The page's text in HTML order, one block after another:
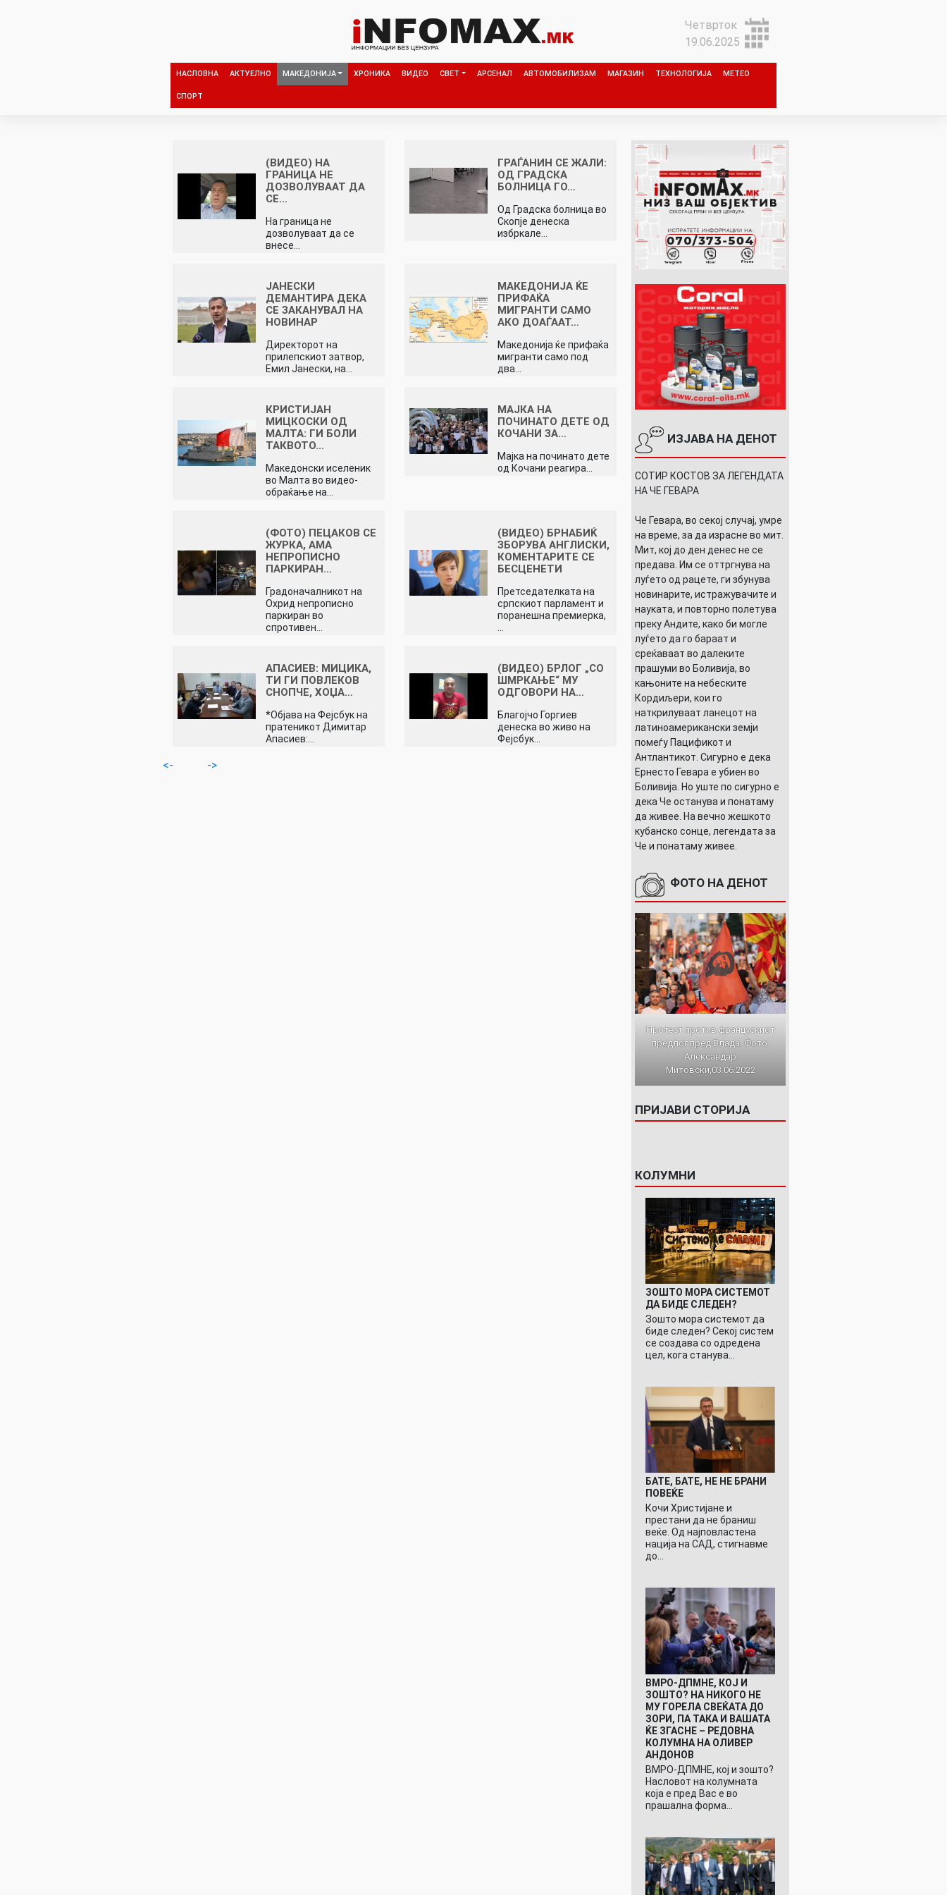
Четврток
19.06.2025
НАСЛОВНА АКТУЕЛНО МАКЕДОНИЈА ХРОНИКА ВИДЕО СВЕТ АРСЕНАЛ АВТОМОБИЛИЗАМ МАГАЗИН ТЕХНОЛОГИЈА МЕТЕО
СПОРТ
(ВИДЕО) НА
ГРАНИЦА НЕ
ДОЗВОЛУВААТ ДА
СЕ…
На граница не
дозволуваат да се
внесе…
ГРАЃАНИН СЕ ЖАЛИ:
ОД ГРАДСКА
БОЛНИЦА ГО…
Од Градска болница во
Скопје денеска
избркале…
ЈАНЕСКИ
ДЕМАНТИРА ДЕКА
СЕ ЗАКАНУВАЛ НА
НОВИНАР
Директорот на
прилепскиот затвор,
Емил Јанески, на…
МАКЕДОНИЈА ЌЕ
ПРИФАЌА
МИГРАНТИ САМО
АКО ДОАЃААТ…
Македонија ќе прифаќа
мигранти само под
два…
КРИСТИЈАН
МИЦКОСКИ ОД
МАЛТА: ГИ БОЛИ
ТАКВОТО…
Македонски иселеник
во Малта во видео-
обраќање на…
МАЈКА НА
ПОЧИНАТО ДЕТЕ ОД
КОЧАНИ ЗА…
Мајка на починато дете
од Кочани реагира…
(ФОТО) ПЕЦАКОВ СЕ
ЖУРКА, АМА
НЕПРОПИСНО
ПАРКИРАН…
Градоначалникот на
Охрид непрописно
паркиран во
спротивен…
(ВИДЕО) БРНАБИЌ
ЗБОРУВА АНГЛИСКИ,
КОМЕНТАРИТЕ СЕ
БЕСЦЕНЕТИ
Претседателката на
српскиот парламент и
поранешна премиерка,
АПАСИЕВ: МИЦИКА,
ТИ ГИ ПОВЛЕКОВ
СНОПЧЕ, ХОЏА…
*Објава на Фејсбук на
пратеникот Димитар
Апасиев:…
(ВИДЕО) БРЛОГ „СО
ШМРКАЊЕ“ МУ
ОДГОВОРИ НА…
Благојчо Горгиев
денеска во живо на
Фејсбук…
<- ->
ИЗЈАВА НА ДЕНОТ
СОТИР КОСТОВ ЗА ЛЕГЕНДАТА
НА ЧЕ ГЕВАРА
Че Гевара, во секој случај, умре
на време, за да израсне во мит.
Мит, кој до ден денес не се
предава. Им се оттргнува на
луѓето од рацете, ги збунува
новинарите, истражувачите и
науката, и повторно полетува
преку Андите, како би могле
луѓето да го бараат и
среќаваат во далеките
прашуми во Боливија, во
кањоните на небеските
Кордиљери, кои го
наткрилуваат ланецот на
латиноамерикански земји
помеѓу Пацификот и
Антлантикот. Сигурно е дека
Ернесто Гевара е убиен во
Боливија. Но уште по сигурно е
дека Че останува и понатаму
да живее. На вечно жешкото
кубанско сонце, легендата за
Че и понатаму живее.
ФОТО НА ДЕНОТ
Протест против францускиот
предлог пред Влада. Фото:
Александар
Митовски,03.06.2022
ПРИЈАВИ СТОРИЈА
КОЛУМНИ
ЗОШТО МОРА СИСТЕМОТ
ДА БИДЕ СЛЕДЕН?
Зошто мора системот да
биде следен? Секој систем
се создава со одредена
цел, кога станува…
БАТЕ, БАТЕ, НЕ НЕ БРАНИ
ПОВЕЌЕ
Кочи Христијане и
престани да не браниш
веќе. Од најповластена
нација на САД, стигнавме
до…
ВМРО-ДПМНЕ, КОЈ И
ЗОШТО? НА НИКОГО НЕ
МУ ГОРЕЛА СВЕЌАТА ДО
ЗОРИ, ПА ТАКА И ВАШАТА
ЌЕ ЗГАСНЕ – РЕДОВНА
КОЛУМНА НА ОЛИВЕР
АНДОНОВ
ВМРО-ДПМНЕ, кој и зошто?
Насловот на колумната
која е пред Вас е во
прашална форма…